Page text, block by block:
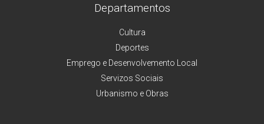
Departamentos
Cultura
Deportes
Emprego e Desenvolvemento Local
Servizos Sociais
Urbanismo e Obras